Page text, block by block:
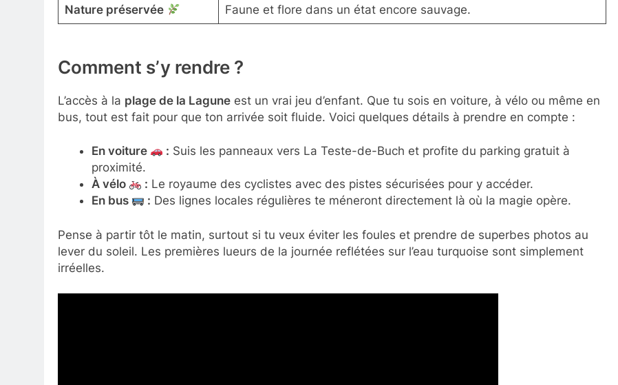
Nature préservée Faune et flore dans un état encore sauvage.
Comment s’y rendre ?
L’accès à la plage de la Lagune est un vrai jeu d’enfant. Que tu sois en voiture, à vélo ou même en
bus, tout est fait pour que ton arrivée soit fluide. Voici quelques détails à prendre en compte :
En voiture : Suis les panneaux vers La Teste-de-Buch et profite du parking gratuit à
proximité.
À vélo
: Le royaume des cyclistes avec des pistes sécurisées pour y accéder.
En bus
: Des lignes locales régulières te méneront directement là où la magie opère.
Pense à partir tôt le matin, surtout si tu veux éviter les foules et prendre de superbes photos au
lever du soleil. Les premières lueurs de la journée reflétées sur l’eau turquoise sont simplement
irréelles.